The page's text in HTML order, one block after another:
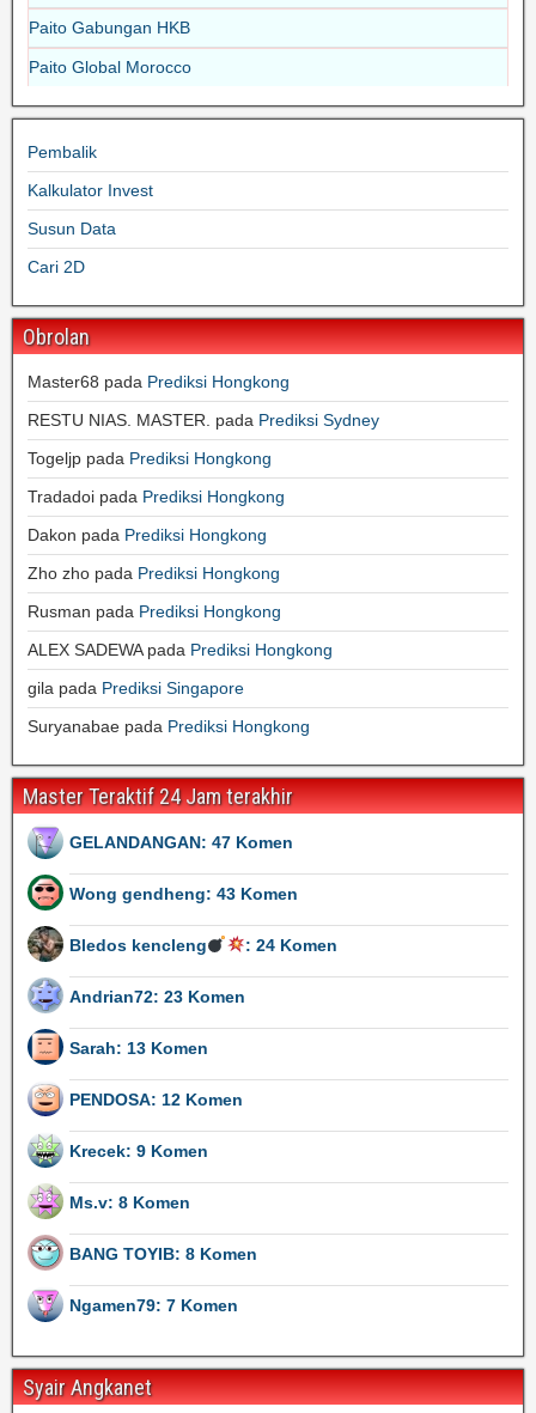
Paito Gabungan HKB
Paito Global Morocco
Pembalik
Kalkulator Invest
Susun Data
Cari 2D
Obrolan
Master68 pada Prediksi Hongkong
RESTU NIAS. MASTER.
pada Prediksi Sydney
Togeljp pada Prediksi Hongkong
Tradadoi pada Prediksi Hongkong
Dakon pada Prediksi Hongkong
Zho zho pada Prediksi Hongkong
Rusman pada Prediksi Hongkong
ALEX SADEWApada Prediksi Hongkong
gila pada Prediksi Singapore
Suryanabae pada Prediksi Hongkong
Master Teraktif 24 Jam terakhir
GELANDANGAN: 47 Komen
Wong gendheng: 43 Komen
Bledos kencleng : 24 Komen
Andrian72: 23 Komen
Sarah: 13 Komen
PENDOSA: 12 Komen
Krecek: 9 Komen
Ms.v: 8 Komen
BANG TOYIB: 8 Komen
Ngamen79: 7 Komen
Syair Angkanet